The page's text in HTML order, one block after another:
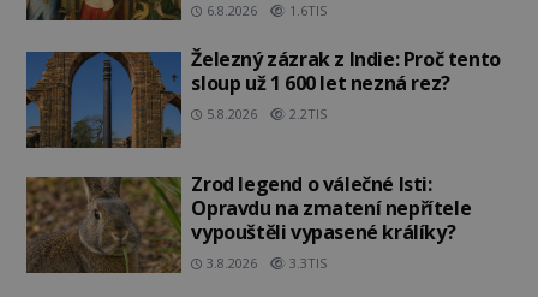
6.8.2026 1.6TIS
Železný zázrak z Indie: Proč tento
sloup už 1 600 let nezná rez?
5.8.2026 2.2TIS
Zrod legend o válečné lsti:
Opravdu na zmatení nepřítele
vypouštěli vypasené králíky?
3.8.2026 3.3TIS